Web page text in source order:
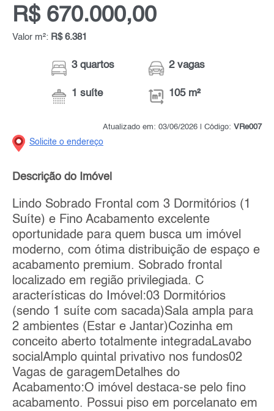
R$ 670.000,00
Valor m²: R$ 6.381
3 quartos
1 suíte
2 vagas
105 m²
Atualizado em: 03/06/2026 | Código: VRe007
Solicite o endereço
Descrição do Imóvel
Lindo Sobrado Frontal com 3 Dormitórios (1
Suíte) e Fino Acabamento excelente
oportunidade para quem busca um imóvel
moderno, com ótima distribuição de espaço e
acabamento premium. Sobrado frontal
localizado em região privilegiada. C
aracterísticas do Imóvel:03 Dormitórios
(sendo 1 suíte com sacada)Sala ampla para
2 ambientes (Estar e Jantar)Cozinha em
conceito aberto totalmente integradaLavabo
socialAmplo quintal privativo nos fundos02
Vagas de garagemDetalhes do
Acabamento:O imóvel destaca-se pelo fino
acabamento. Possui piso em porcelanato em